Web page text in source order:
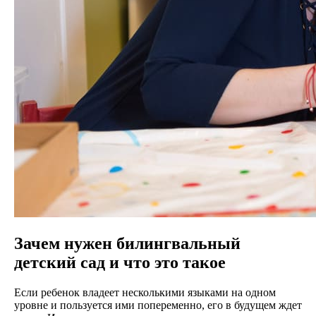
Зачем нужен билингвальный
детский сад и что это такое
Если ребенок владеет несколькими языками на одном
уровне и пользуется ими попеременно, его в будущем ждет